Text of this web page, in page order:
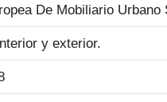
De Mobiliario Urbano
y exterior.